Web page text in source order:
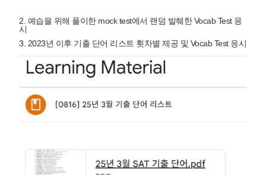
2. 예습을 위해 풀이한 mock test에서 랜덤 발췌한 Vocab Test 응
시
3. 2023년 이후 기출 단어 리스트 횟차별 제공 및 Vocab Test 응시